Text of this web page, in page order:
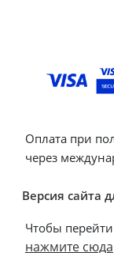
Оплата при
через
Версия сайта
Чтобы
нажмите сюда